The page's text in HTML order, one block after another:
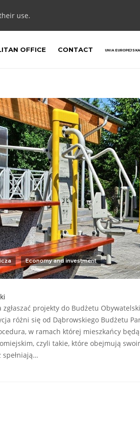
use.
OFFICE CONTACT UNIA EUROPEJSKA
Economy and investment
zgłaszać projekty do Budżetu
różni się od Dąbrowskiego Budżetu
w ramach której mieszkańcy
czyli takie, które obejmują
spełniają…